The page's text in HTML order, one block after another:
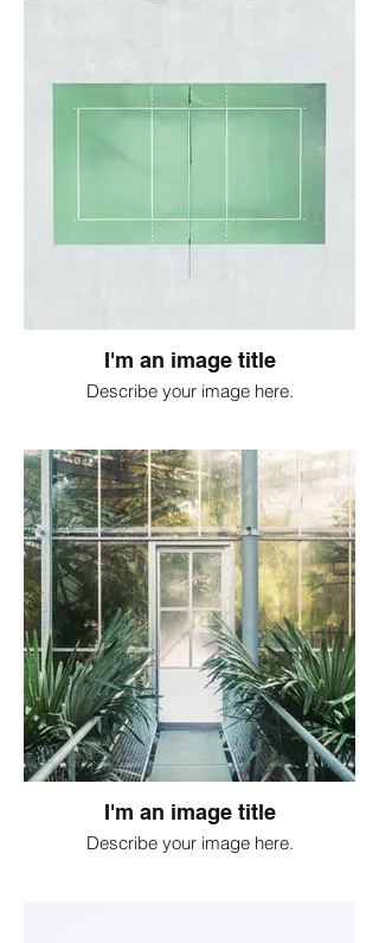
I'm an image title
Describe your image here.
I'm an image title
Describe your image here.